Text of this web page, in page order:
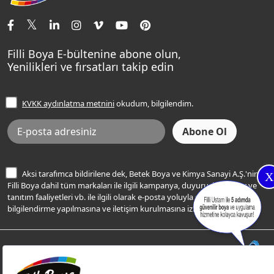
X
Tavan Boyaları
Ev Bakım ve Hobi Boyaları
Yatak Odası Renkleri
Sentomaxx Sentetik Boya
Sentomaxx İpeksi Mat
Momento Life
Şampanya Rengi
Açık Mavi Rengi
Frezya Rengi
İletişim Bilgilerimiz
Renk Danışma
Filli Ustam
Sıkça Sorulan Sorular
Ücretsiz Yalıtım Keşif Hizmeti
Bilgi Toplumu Hizmetleri
İnternet Sitesi Kullanım Koşulları
KVKK Talep Formu
KVKK Aydınlatma Metni
Filli Boya E-bültenine abone olun,
Yenilikleri ve fırsatları takip edin
KVKK aydınlatma metniniokudum, bilgilendim.
Aksi tarafımca bildirilene dek, Betek Boya ve Kimya Sanayi A.Ş.'nin
Filli Boya dahil tüm markaları ile ilgili kampanya, duyuru, hizmetler ve
tanıtım faaliyetleri vb. ile ilgili olarak e-posta yoluyla şahsıma
bilgilendirme yapılmasına ve iletişim kurulmasına izin veriyorum.